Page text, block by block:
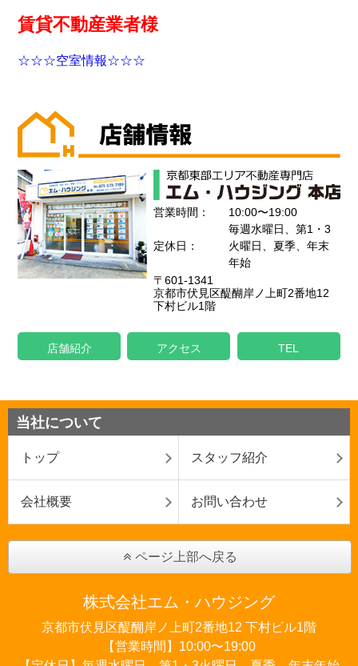
賃貸不動産業者様
☆☆☆空室情報☆☆☆
営業時間： 10:00〜19:00
定休日：
毎週水曜日、第1・3
火曜日、夏季、年末
年始
〒601-1341
京都市伏見区醍醐岸ノ上町2番地12
下村ビル1階
店舗紹介 アクセス TEL
当社について
トップ スタッフ紹介
会社概要 お問い合わせ
ページ上部へ戻る
株式会社エム・ハウジング
京都市伏見区醍醐岸ノ上町2番地12 下村ビル1階
【営業時間】10:00〜19:00